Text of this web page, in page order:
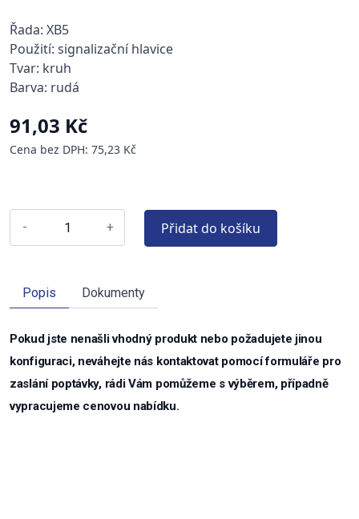
Řada: XB5
Použití: signalizační hlavice
Tvar: kruh
Barva: rudá
91,03 Kč
Cena bez DPH: 75,23 Kč
- + Přidat do košíku
Popis Dokumenty
Pokud jste nenašli vhodný produkt nebo požadujete jinou
konfiguraci, neváhejte nás kontaktovat pomocí formuláře pro
zaslání poptávky, rádi Vám pomůžeme s výběrem, případně
vypracujeme cenovou nabídku.